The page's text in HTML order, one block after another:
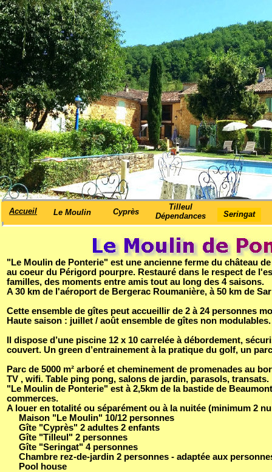
Accueil Le Moulin Cyprès
Tilleul
Dépendances
Seringat
"Le Moulin de Ponterie" est une ancienne ferme du château
au coeur du Périgord pourpre. Restauré dans le respect de
familles, des moments entre amis tout au long des 4 saisons.
A 30 km de l'aéroport de Bergerac Roumanière, à 50 km de
Cette ensemble de gîtes peut accueillir de 2 à 24 personnes
Haute saison : juillet / août ensemble de gîtes non modulables.
Il dispose d’une piscine 12 x 10 carrelée à débordement,
couvert. Un green d’entrainement à la pratique du golf, un
Parc de 5000 m² arboré et cheminement de promenades au
TV , wifi. Table ping pong, salons de jardin, parasols, transats.
"Le Moulin de Ponterie" est à 2,5km de la bastide de
commerces.
A louer en totalité ou séparément ou à la nuitée (minimum 2
Maison "Le Moulin" 10/12 personnes
Gîte "Cyprès" 2 adultes 2 enfants
Gîte "Tilleul" 2 personnes
Gîte "Seringat" 4 personnes
Chambre rez-de-jardin 2 personnes - adaptée aux
Pool house